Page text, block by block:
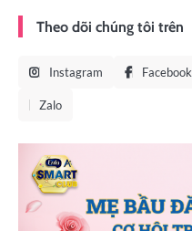
Theo dõi chúng tôi trên
Instagram Facebook
Zalo